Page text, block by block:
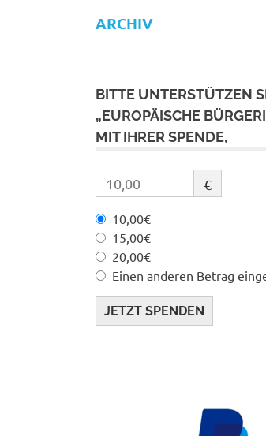
ARCHIV
BITTE UNTERSTÜTZEN
„EUROPÄISCHE
MIT IHRER SPENDE,
€
10,00€
15,00€
20,00€
Einen anderen Betrag
JETZT SPENDEN